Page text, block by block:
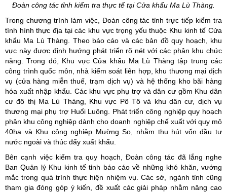
Đoàn công tác tỉnh kiểm tra thực tế tại Cửa khẩu Ma Lù Thàng.
Trong chương trình làm việc, Đoàn công tác tỉnh trực tiếp kiểm tra
tình hình thực địa tại các khu vực trọng yếu thuộc Khu kinh tế Cửa
khẩu Ma Lù Thàng. Theo báo cáo và các bản đồ quy hoạch, khu
vực này được định hướng phát triển rõ nét với các phân khu chức
năng. Trong đó, Khu vực Cửa khẩu Ma Lù Thàng tập trung các
công trình quốc môn, nhà kiểm soát liên hợp, khu thương mại dịch
vụ (cửa hàng miễn thuế, trạm dịch vụ) và hệ thống kho bãi hàng
hóa xuất nhập khẩu. Các khu vực phụ trợ và dân cư gồm Khu dân
cư đô thị Ma Lù Thàng, Khu vực Pô Tô và khu dân cư, dịch vụ
thương mại phụ trợ Huổi Luông. Phát triển công nghiệp quy hoạch
phân khu công nghiệp dành cho doanh nghiệp chế xuất với quy mô
40ha và Khu công nghiệp Mường So, nhằm thu hút vốn đầu tư
nước ngoài và thúc đẩy xuất khẩu.
Bên cạnh việc kiểm tra quy hoạch, Đoàn công tác đã lắng nghe
Ban Quản lý Khu kinh tế tỉnh báo cáo về những khó khăn, vướng
mắc trong quá trình thực hiện nhiệm vụ. Các sở, ngành tỉnh cũng
tham gia đóng góp ý kiến, đề xuất các giải pháp nhằm nâng cao